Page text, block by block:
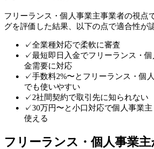
フリーランス・個人事業主事業者の視点
グを評価した結果、以下の点で適合性が
✓全業種対応で柔軟に審査
✓最短即日入金でフリーランス・
金需要に対応
✓手数料2%〜とフリーランス・個
でも使いやすい
✓2社間契約で取引先に知られない
✓30万円〜と小口対応で個人事業
使える
フリーランス・個人事業主